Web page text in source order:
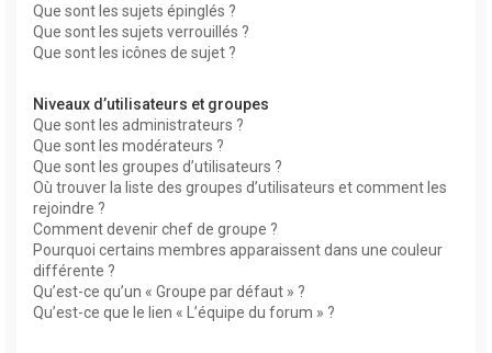
Que sont les sujets épinglés ?
Que sont les sujets verrouillés ?
Que sont les icônes de sujet ?
Niveaux d’utilisateurs et groupes
Que sont les administrateurs ?
Que sont les modérateurs ?
Que sont les groupes d’utilisateurs ?
Où trouver la liste des groupes d’utilisateurs et comment les
rejoindre ?
Comment devenir chef de groupe ?
Pourquoi certains membres apparaissent dans une couleur
différente ?
Qu’est-ce qu’un « Groupe par défaut » ?
Qu’est-ce que le lien « L’équipe du forum » ?